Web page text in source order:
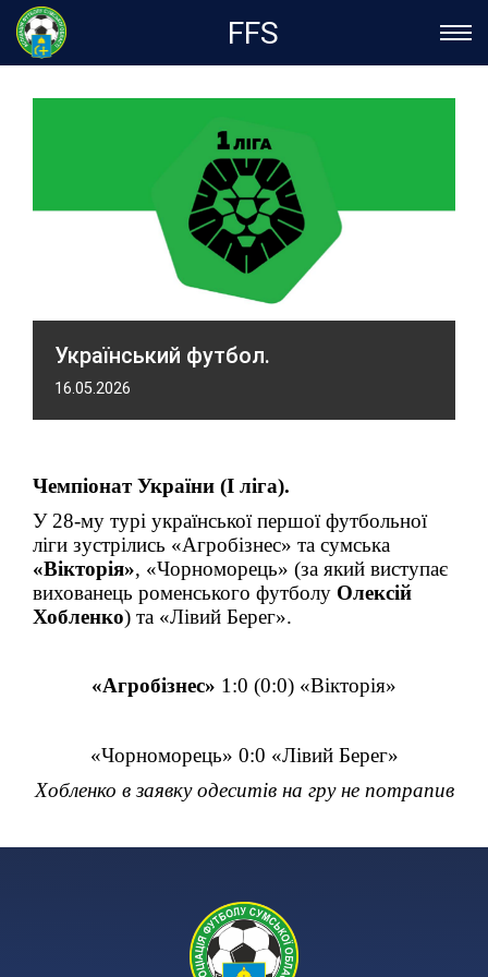
FFS
Український футбол.
16.05.2026
Чемпіонат України (І ліга).
У 28-му турі української першої футбольної
ліги зустрілись «Агробізнес» та сумська
«Вікторія», «Чорноморець» (за який виступає
вихованець роменського футболу Олексій
Хобленко) та «Лівий Берег».
«Агробізнес» 1:0 (0:0) «Вікторія»
«Чорноморець» 0:0 «Лівий Берег»
Хобленко в заявку одеситів на гру не потрапив